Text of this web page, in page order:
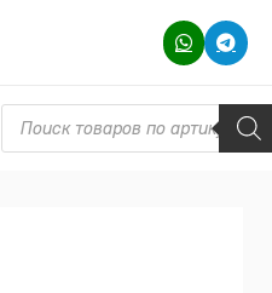
Поиск товаров